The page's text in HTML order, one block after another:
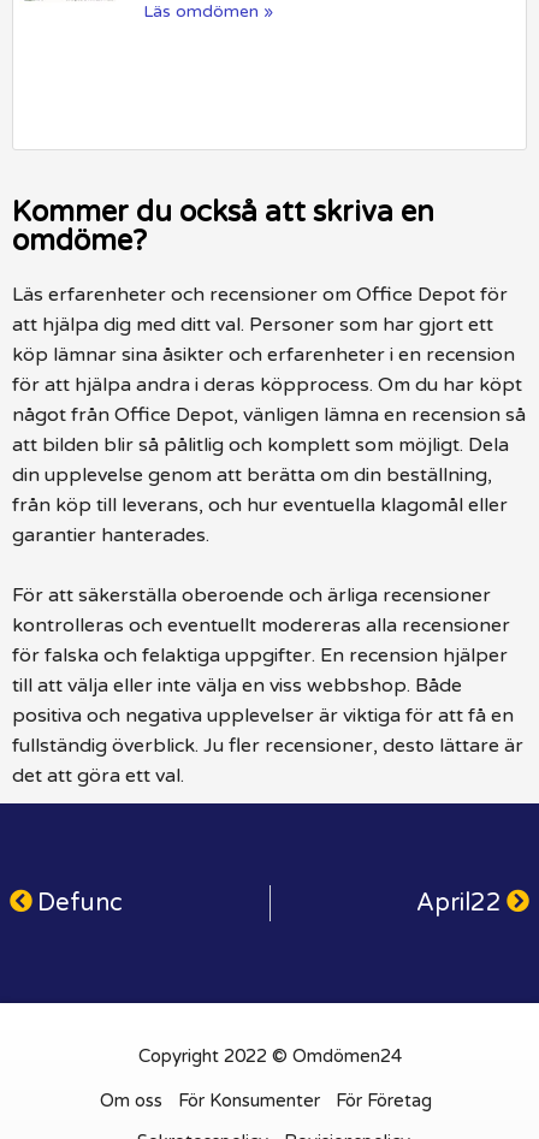
Läs omdömen »
Kommer du också att skriva en
omdöme?
Läs erfarenheter och recensioner om Office Depot för
att hjälpa dig med ditt val. Personer som har gjort ett
köp lämnar sina åsikter och erfarenheter i en recension
för att hjälpa andra i deras köpprocess. Om du har köpt
något från Office Depot, vänligen lämna en recension så
att bilden blir så pålitlig och komplett som möjligt. Dela
din upplevelse genom att berätta om din beställning,
från köp till leverans, och hur eventuella klagomål eller
garantier hanterades.
För att säkerställa oberoende och ärliga recensioner
kontrolleras och eventuellt modereras alla recensioner
för falska och felaktiga uppgifter. En recension hjälper
till att välja eller inte välja en viss webbshop. Både
positiva och negativa upplevelser är viktiga för att få en
fullständig överblick. Ju fler recensioner, desto lättare är
det att göra ett val.
Defunc April22
Copyright 2022 © Omdömen24
Om oss För Konsumenter
För Företag